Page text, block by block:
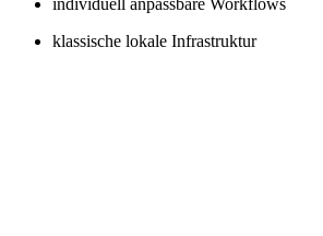
klassische lokale Infrastruktur